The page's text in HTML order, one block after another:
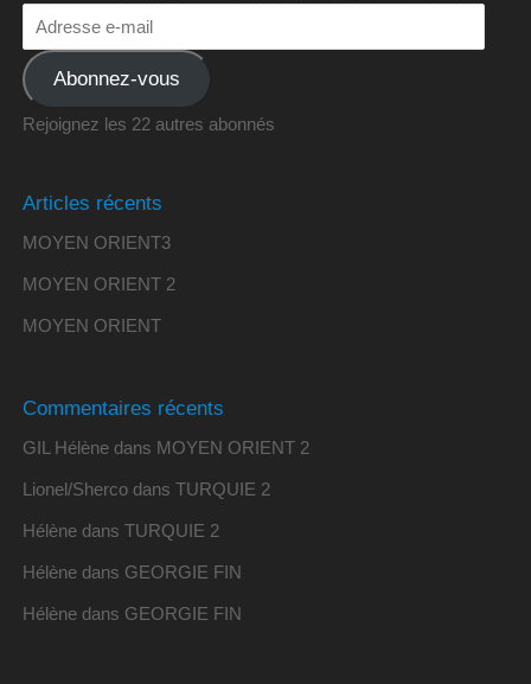
Abonnez-vous
Rejoignez les 22 autres abonnés
Articles récents
MOYEN ORIENT3
MOYEN ORIENT 2
MOYEN ORIENT
Commentaires récents
GIL Hélènedans MOYEN ORIENT 2
Lionel/Shercodans TURQUIE 2
Hélènedans TURQUIE 2
Hélènedans GEORGIE FIN
Hélènedans GEORGIE FIN